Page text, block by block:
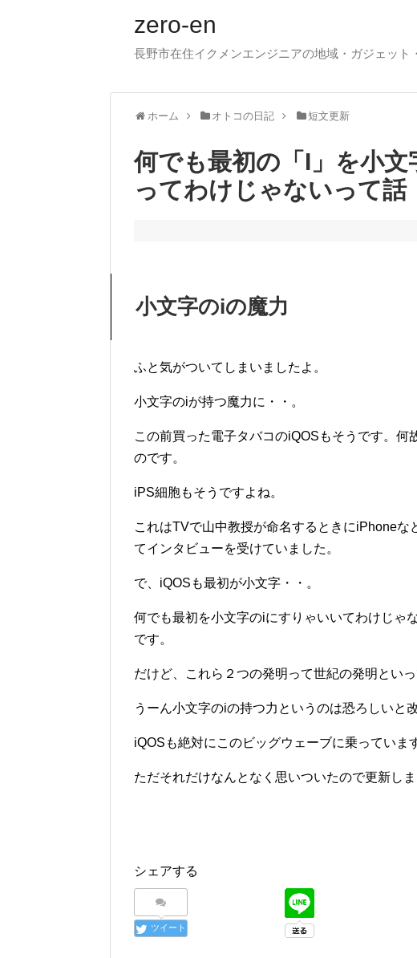
zero-en
長野市在住イクメンエンジニアの地域・ガジェット
ホーム オトコの日記 短文更新
何でも最初の「I」を小
ってわけじゃないって話
小文字のiの魔力
ふと気がついてしまいましたよ。
小文字のiが持つ魔力に・・。
この前買った電子タバコのiQOSもそうです。
のです。
iPS細胞もそうですよね。
これはTVで山中教授が命名するときにiPhone
てインタビューを受けていました。
で、iQOSも最初が小文字・・。
何でも最初を小文字のiにすりゃいいてわけじゃ
です。
だけど、これら２つの発明って世紀の発明とい
うーん小文字のiの持つ力というのは恐ろしいと
iQOSも絶対にこのビッグウェーブに乗っていま
ただそれだけなんとなく思いついたので更新しま
シェアする
ツイート